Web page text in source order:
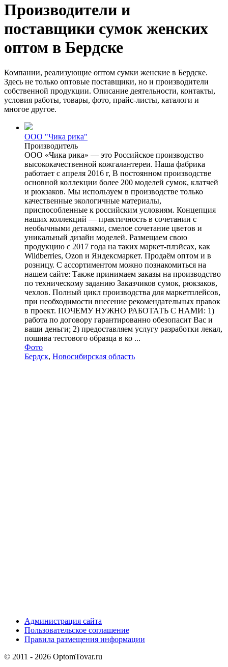
Производители и
поставщики сумок женских
оптом в Бердске
Компании, реализующие оптом сумки женские в Бердске.
Здесь не только оптовые поставщики, но и производители
собственной продукции. Описание деятельности, контакты,
условия работы, товары, фото, прайс-листы, каталоги и
многое другое.
ООО "Чика рика"
Производитель
ООО «Чика рика» — это Российское производство
высококачественной кожгалантереи. Наша фабрика
работает с апреля 2016 г, В постоянном производстве
основной коллекции более 200 моделей сумок, клатчей
и рюкзаков. Мы используем в производстве только
качественные экологичные материалы,
приспособленные к российским условиям. Концепция
наших коллекций — практичность в сочетании с
необычными деталями, смелое сочетание цветов и
уникальный дизайн моделей. Размещаем свою
продукцию с 2017 года на таких маркет-плэйсах, как
Wildberries, Ozon и Яндексмаркет. Продаём оптом и в
розницу. С ассортиментом можно познакомиться на
нашем сайте: Также принимаем заказы на производство
по техническому заданию Заказчиков сумок, рюкзаков,
чехлов. Полный цикл производства для маркетплейсов,
при необходимости внесение рекомендательных правок
в проект. ПОЧЕМУ НУЖНО РАБОТАТЬ С НАМИ: 1)
работа по договору гарантированно обезопасит Вас и
ваши деньги; 2) предоставляем услугу разработки лекал,
пошива тестового образца в ко ...
Фото
Бердск, Новосибирская область
Администрация сайта
Пользовательское соглашение
Правила размещения информации
© 2011 - 2026 OptomTovar.ru